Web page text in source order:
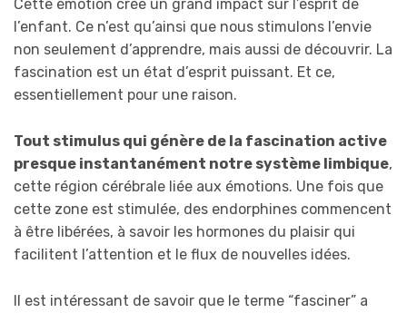
Cette émotion crée un grand impact sur l’esprit de
l’enfant. Ce n’est qu’ainsi que nous stimulons l’envie
non seulement d’apprendre, mais aussi de découvrir. La
fascination est un état d’esprit puissant. Et ce,
essentiellement pour une raison.
Tout stimulus qui génère de la fascination active
presque instantanément notre système limbique,
cette région cérébrale liée aux émotions. Une fois que
cette zone est stimulée, des endorphines commencent
à être libérées, à savoir les hormones du plaisir qui
facilitent l’attention et le flux de nouvelles idées.
Il est intéressant de savoir que le terme “fasciner” a